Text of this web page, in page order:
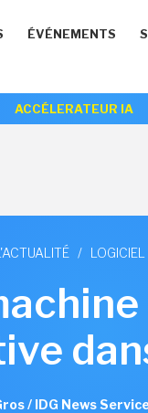
ÉVÉNEMENTS
ACCÉLERATEUR IA
/ LOGICIEL
/ IDG News